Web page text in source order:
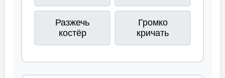
Разжечь
костёр
Громко
кричать